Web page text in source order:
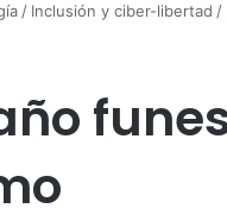
/ Inclusión y ciber-libertad /